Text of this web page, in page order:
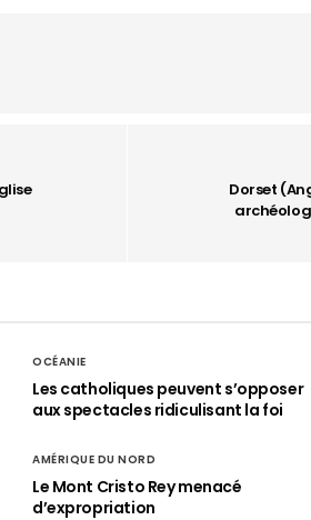
Dorset
OCÉANIE
Les catholiques peuvent s’opposer
aux spectacles ridiculisant la foi
AMÉRIQUE DU NORD
Le Mont Cristo Rey menacé
d’expropriation